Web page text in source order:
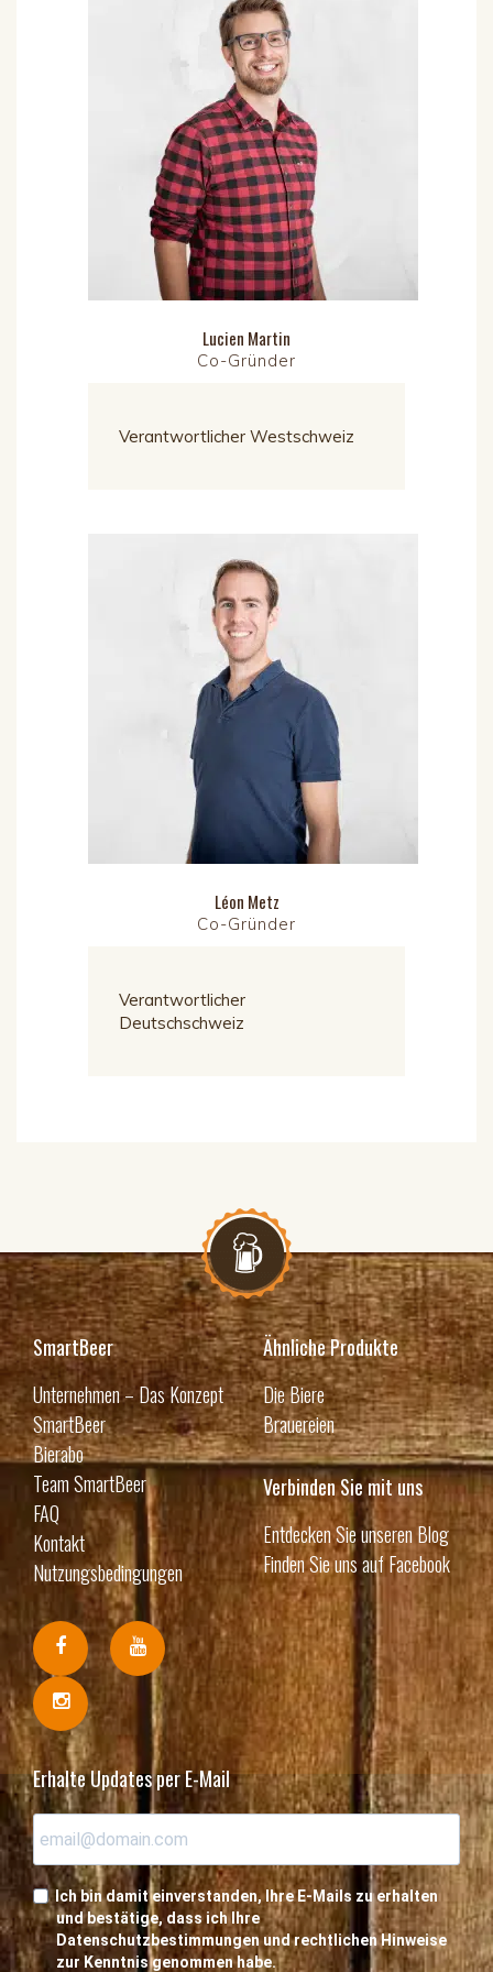
Lucien Martin
Co-Gründer
Verantwortlicher Westschweiz
Léon Metz
Co-Gründer
Verantwortlicher
Deutschschweiz
SmartBeer
Unternehmen – Das Konzept
SmartBeer
Bierabo
Team SmartBeer
FAQ
Kontakt
Nutzungsbedingungen
Ähnliche Produkte
Die Biere
Brauereien
Verbinden Sie mit uns
Entdecken Sie unseren Blog
Finden Sie uns auf Facebook
Erhalte Updates per E-Mail
Ich bin damit einverstanden, Ihre E-Mails zu erhalten
und bestätige, dass ich Ihre
Datenschutzbestimmungen und rechtlichen Hinweise
zur Kenntnis genommen habe.